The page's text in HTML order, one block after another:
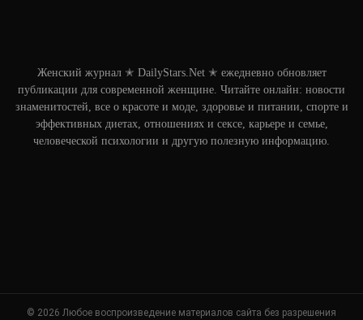
Женский журнал ✭ DailyStars.Net ✭ ежедневно обновляет
публикации для современной женщине. Читайте онлайн: новости
знаменитостей, все о красоте и моде, здоровье и питании, спорте и
эффективных диетах, отношениях и сексе, карьере и семье,
человеческой психологии и другую полезную информацию.
© 2026 Любое воспроизведение материалов сайта без разрешения